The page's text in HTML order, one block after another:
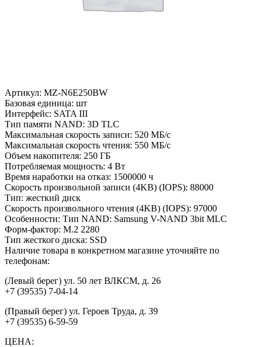
Артикул: MZ-N6E250BW
Базовая единица: шт
Интерфейс: SATA III
Тип памяти NAND: 3D TLC
Максимальная скорость записи: 520 МБ/с
Максимальная скорость чтения: 550 МБ/с
Объем накопителя: 250 ГБ
Потребляемая мощность: 4 Вт
Время наработки на отказ: 1500000 ч
Скорость произвольной записи (4KB) (IOPS): 88000
Тип: жесткий диск
Скорость произвольного чтения (4KB) (IOPS): 97000
Особенности: Тип NAND: Samsung V-NAND 3bit MLC
Форм-фактор: M.2 2280
Тип жесткого диска: SSD
Наличие товара в конкретном магазине уточняйте по
телефонам:
(Левый берег) ул. 50 лет ВЛКСМ, д. 26
+7 (39535) 7-04-14
(Правый берег) ул. Героев Труда, д. 39
+7 (39535) 6-59-59
ЦЕНА: